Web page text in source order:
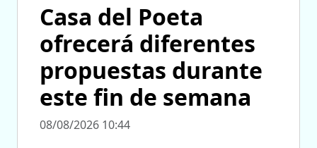
Casa del Poeta
ofrecerá diferentes
propuestas durante
este fin de semana
08/08/2026 10:44